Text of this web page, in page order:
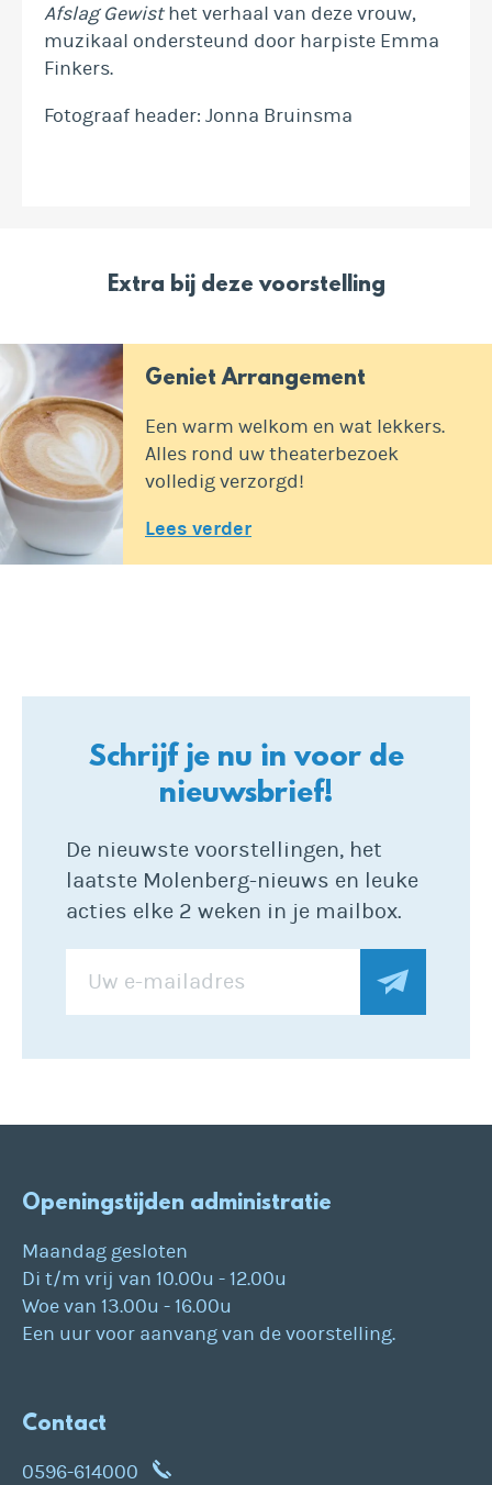
Afslag Gewisthet verhaal van deze vrouw,
muzikaal ondersteund door harpiste Emma
Finkers.
Fotograaf header: Jonna Bruinsma
Extra bij deze voorstelling
Geniet Arrangement
Een warm welkom en wat lekkers.
Alles rond uw theaterbezoek
volledig verzorgd!
Lees verder
Schrijf je nu in voor de
nieuwsbrief!
De nieuwste voorstellingen, het
laatste Molenberg-nieuws en leuke
acties elke 2 weken in je mailbox.
Openingstijden administratie
Maandag gesloten
Di t/m vrij van 10.00u - 12.00u
Woe van 13.00u - 16.00u
Een uur voor aanvang van de voorstelling.
Contact
0596-614000